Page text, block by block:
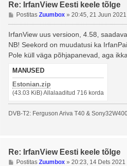
Re: IrfanView Eesti keele tõlge
P
o
s
t
t
u
s
Postitas Zuumbox» 20:45, 21 Juun 2021
IrfanView uus versioon, 4.58,
NB! Seekord on muudatusi ka
Pole küll väga põhjapanevad, aga
MANUSED
Estonian.zip
(43.03 KiB) Allalaaditud 716 korda
DVB-T2: Ferguson Ariva T40 &
Re: IrfanView Eesti keele tõlge
PPostitas Zuumbox» 20:23, 14 Dets 2021